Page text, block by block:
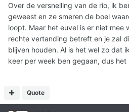
Over de versnelling van de rio, ik
geweest en ze smeren de boel
loopt. Maar het euvel is er niet mee
rechte vertanding betreft en je zal
blijven houden. Al is het wel zo dat
keer per week ben gegaan, dus het
Quote